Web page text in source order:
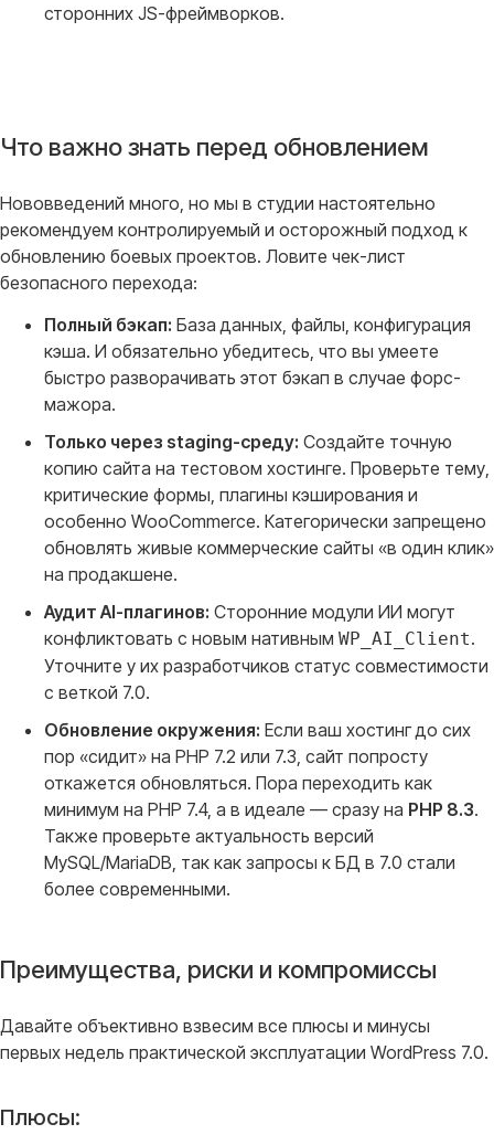
сторонних JS-фреймворков.
Что важно знать перед обновлением
Нововведений много, но мы в студии настоятельно
рекомендуем контролируемый и осторожный подход к
обновлению боевых проектов. Ловите чек-лист
безопасного перехода:
Полный бэкап: База данных, файлы, конфигурация
кэша. И обязательно убедитесь, что вы умеете
быстро разворачивать этот бэкап в случае форс-
мажора.
Только через staging-среду: Создайте точную
копию сайта на тестовом хостинге. Проверьте тему,
критические формы, плагины кэширования и
особенно WooCommerce. Категорически запрещено
обновлять живые коммерческие сайты «в один клик»
на продакшене.
Аудит AI-плагинов: Сторонние модули ИИ могут
конфликтовать с новым нативным WP_AI_Client.
Уточните у их разработчиков статус совместимости
с веткой 7.0.
Обновление окружения: Если ваш хостинг до сих
пор «сидит» на PHP 7.2 или 7.3, сайт попросту
откажется обновляться. Пора переходить как
минимум на PHP 7.4, а в идеале — сразу на PHP 8.3.
Также проверьте актуальность версий
MySQL/MariaDB, так как запросы к БД в 7.0 стали
более современными.
Преимущества, риски и компромиссы
Давайте объективно взвесим все плюсы и минусы
первых недель практической эксплуатации WordPress 7.0.
Плюсы: